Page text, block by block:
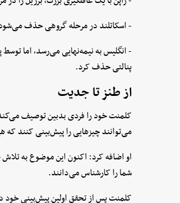
- اسکاتلند در مرحله گروهی حذف
پنالتی حذف کرد.
از طنز تا جدیت
کلمنت خود را فردی بدبین توصیف
می‌توانند چیز‌هایی را پیش‌بینی کنند که
او اضافه کرد: اکنون این موضوع به
شما را کارشناس می‌دانند.